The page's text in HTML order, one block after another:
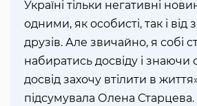
Україні тільки негативні
одними, як особисті, так і від
друзів. Але звичайно, я собі
набиратись досвіду і знаючи
досвід захочу втілити в
підсумувала Олена Старцева.